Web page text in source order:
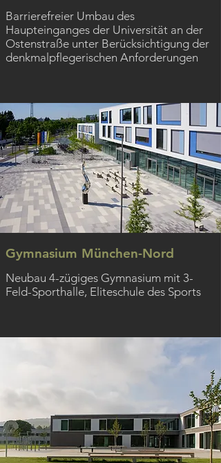
Barrierefreier Umbau des
Haupteinganges der Universität an der
Ostenstraße unter Berücksichtigung der
denkmalpflegerischen Anforderungen
Neubau 4-zügiges Gymnasium mit 3-
Feld-Sporthalle, Eliteschule des Sports
Gymnasium München-Nord